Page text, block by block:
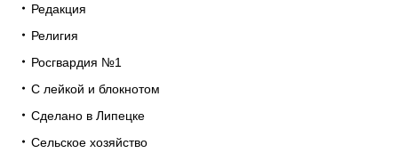
Редакция
Религия
Росгвардия №1
С лейкой и блокнотом
Сделано в Липецке
Сельское хозяйство